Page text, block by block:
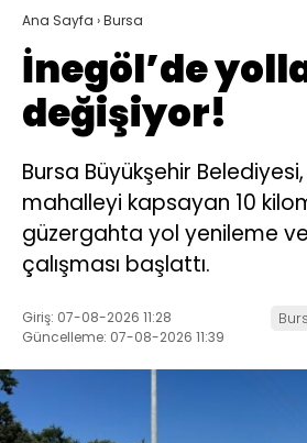
Ana Sayfa ›Bursa
İnegöl’de
değişiyor!
Bursa Büyükşehir
mahalleyi kapsayan 10
güzergahta yol yenileme
çalışması başlattı.
Giriş: 07-08-2026 11:28
Güncelleme: 07-08-2026 11:39